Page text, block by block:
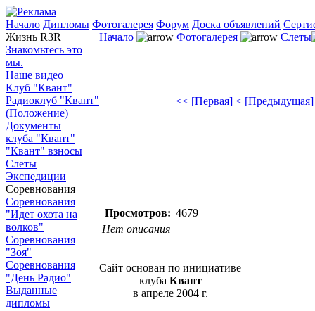
Начало Дипломы Фотогалерея Форум Доска объявлений
Жизнь R3R
Знакомьтесь это
мы.
Наше видео
Клуб "Квант"
Радиоклуб "Квант"
(Положение)
Документы
клуба "Квант"
"Квант" взносы
Слеты
Экспедиции
Соревнования
Соревнования
"Идет охота на
волков"
Соревнования
"Зоя"
Соревнования
"День Радио"
Выданные
дипломы
Начало Фотогалерея Слеты
<< [Первая] < [Предыдущая]
Просмотров: 4679
Нет описания
Сайт основан по инициативе
клуба Квант
в апреле 2004 г.